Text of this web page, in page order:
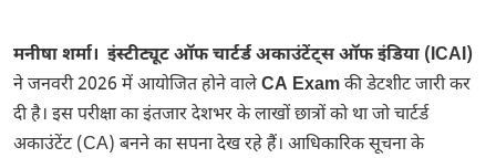
मनीषा शर्मा। इंस्टीट्यूट ऑफ चार्टर्ड अकाउंटेंट्स ऑफ इंडिया (ICAI)
ने जनवरी 2026 में आयोजित होने वालेCA Examकी डेटशीट जारी कर
दी है। इस परीक्षा का इंतजार देशभर के लाखों छात्रों को था जो चार्टर्ड
अकाउंटेंट (CA) बनने का सपना देख रहे हैं। आधिकारिक सूचना के